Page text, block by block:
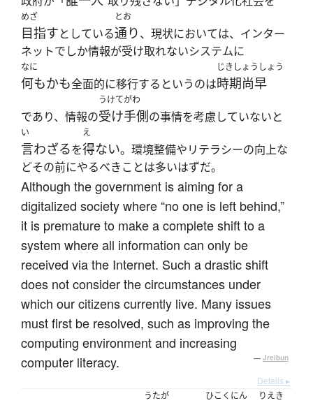
めざ
目指すとしている
とお
通り、現状においては、インター
ネットでしか情報が受け取れないシステムに
なに
何もかも全面的に移行するというのは
じきしょうしょう
時期尚早
であり、情報の
うけてがわ
受け手側の事情を考慮していないと
い
言わざるを
え
得ない。環境整備やリテラシーの向上な
どその前にやるべきことは多いはずだ。
Although the government is aiming for a
digitalized society where “no one is left behind,”
it is premature to make a complete shift to a
system where all information can only be
received via the Internet. Such a drastic shift
does not consider the circumstances under
which our citizens currently live. Many issues
must first be resolved, such as improving the
computing environment and increasing
computer literacy.
— Jreibun
Details ▸
うたが ひこくにん りえき